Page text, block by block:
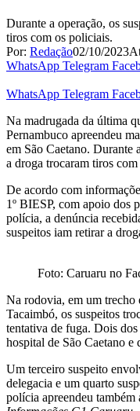
Durante a operação, os
tiros com os policiais.
Por: Redação02/10/2023
WhatsApp Telegram
WhatsApp Telegram
Na madrugada da última
Pernambuco apreendeu
em São Caetano. Durante
a droga trocaram tiros
De acordo com
1º BIESP, com apoio dos
polícia, a denúncia
suspeitos iam retirar a
Foto: Caruaru no
Na rodovia, em um trecho
Tacaimbó, os suspeitos
tentativa de fuga. Dois
hospital de São Caetano e
Um terceiro suspeito
delegacia e um quarto
polícia apreendeu também